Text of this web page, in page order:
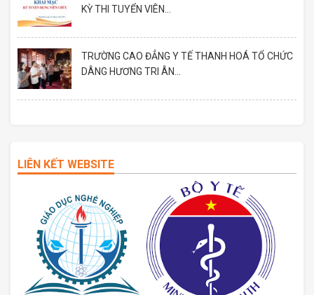
KỲ THI TUYỂN VIÊN...
TRƯỜNG CAO ĐẲNG Y TẾ THANH HOÁ TỔ CHỨC
DÂNG HƯƠNG TRI ÂN...
LIÊN KẾT WEBSITE